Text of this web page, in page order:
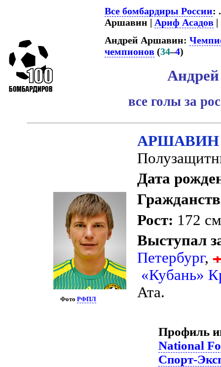
Все бомбардиры России:
Аршавин | Ариф Асадов|
Андрей Аршавин:
чемпионов(34–4)
все голы за
ФотоРФПЛ
АРШАВИН
Дата
Рост: 172
Выступал
Петербург,
«Кубань»
Ата.
Профиль
National
Спорт-